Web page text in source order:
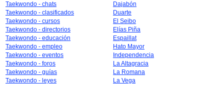
Taekwondo - chats
Taekwondo - clasificados
Taekwondo - cursos
Taekwondo - directorios
Taekwondo - educación
Taekwondo - empleo
Taekwondo - eventos
Taekwondo - foros
Taekwondo - guías
Taekwondo - leyes
Dajabón
Duarte
El Seibo
Elías Piña
Espaillat
Hato Mayor
Independencia
La Altagracia
La Romana
La Vega